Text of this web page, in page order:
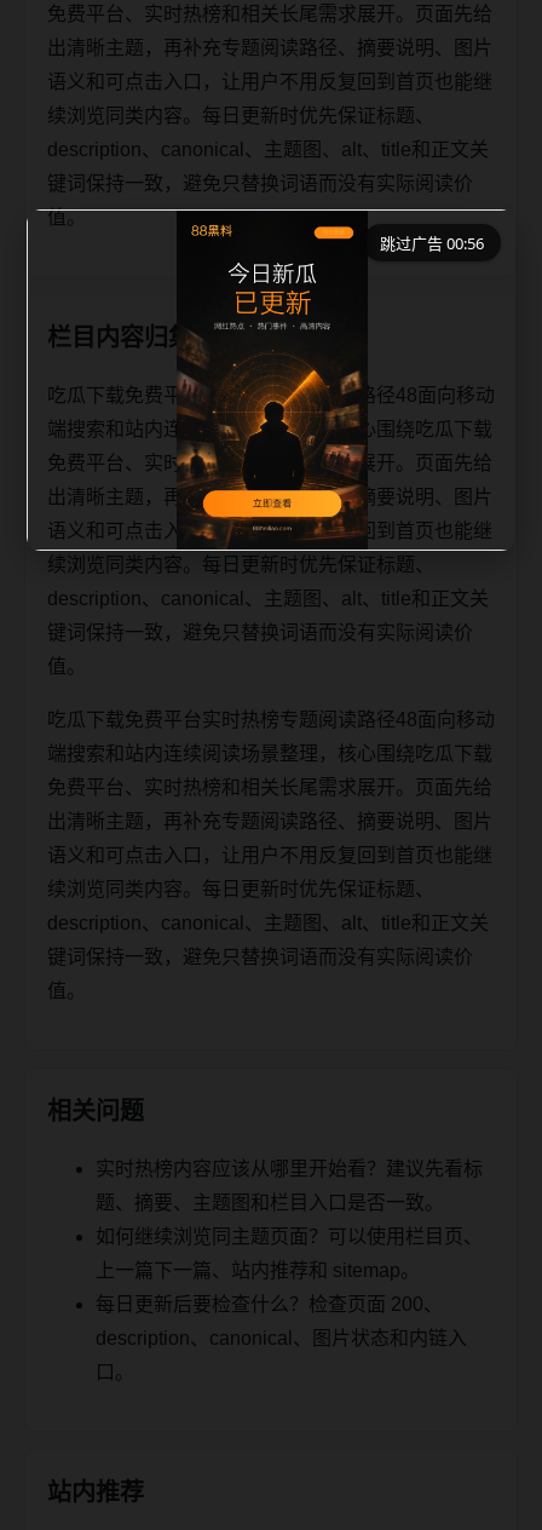
免费平台、实时热榜和相关长尾需求展开。页面先给
出清晰主题，再补充专题阅读路径、摘要说明、图片
语义和可点击入口，让用户不用反复回到首页也能继
续浏览同类内容。每日更新时优先保证标题、
description、canonical、主题图、alt、title和正文关
键词保持一致，避免只替换词语而没有实际阅读价
值。
栏目内容归集
吃瓜下载免费平台实时热榜专题阅读路径48面向移动
端搜索和站内连续阅读场景整理，核心围绕吃瓜下载
免费平台、实时热榜和相关长尾需求展开。页面先给
出清晰主题，再补充专题阅读路径、摘要说明、图片
语义和可点击入口，让用户不用反复回到首页也能继
续浏览同类内容。每日更新时优先保证标题、
description、canonical、主题图、alt、title和正文关
键词保持一致，避免只替换词语而没有实际阅读价
值。
吃瓜下载免费平台实时热榜专题阅读路径48面向移动
端搜索和站内连续阅读场景整理，核心围绕吃瓜下载
免费平台、实时热榜和相关长尾需求展开。页面先给
出清晰主题，再补充专题阅读路径、摘要说明、图片
语义和可点击入口，让用户不用反复回到首页也能继
续浏览同类内容。每日更新时优先保证标题、
description、canonical、主题图、alt、title和正文关
键词保持一致，避免只替换词语而没有实际阅读价
值。
相关问题
实时热榜内容应该从哪里开始看？建议先看标
题、摘要、主题图和栏目入口是否一致。
如何继续浏览同主题页面？可以使用栏目页、
上一篇下一篇、站内推荐和 sitemap。
每日更新后要检查什么？检查页面 200、
description、canonical、图片状态和内链入
口。
站内推荐
跳过广告 00:55